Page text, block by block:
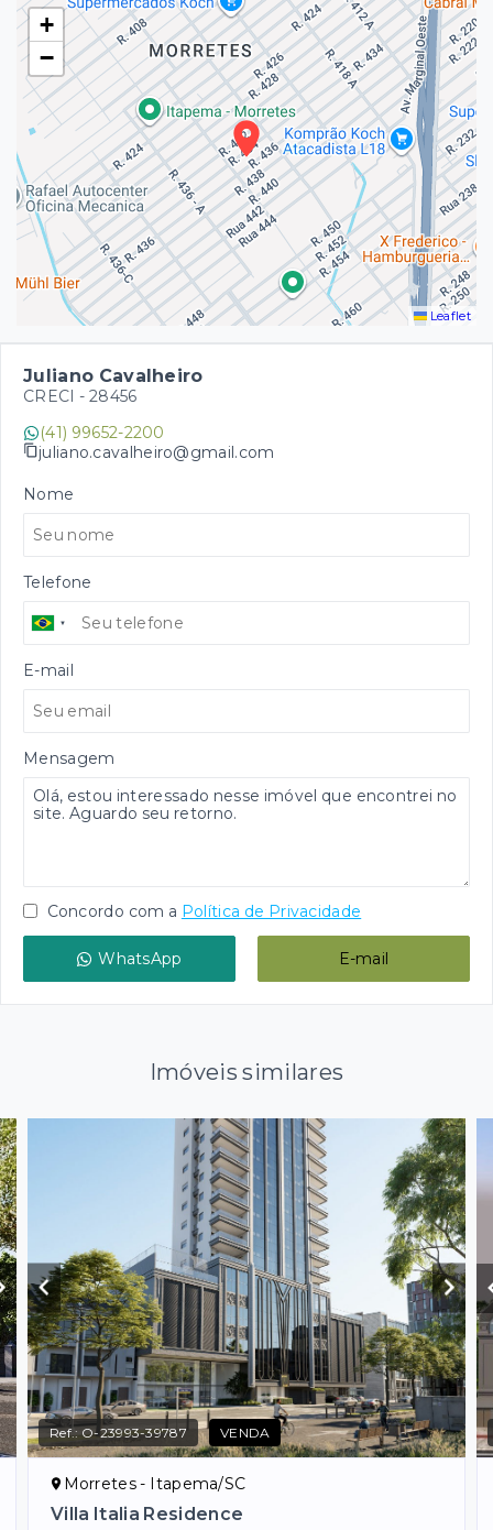
+
−
Leaflet
Juliano Cavalheiro
CRECI - 28456
(41) 99652-2200
juliano.cavalheiro@gmail.com
Nome
Telefone
E-mail
Mensagem
Concordo com a Política de Privacidade
WhatsApp E-mail
Imóveis similares
Ref.:O-23993-39787 VENDA
Morretes - Itapema/SC
Villa Italia Residence